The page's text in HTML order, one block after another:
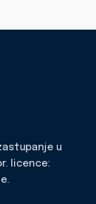
u
licence: